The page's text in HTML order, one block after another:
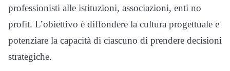
professionisti alle istituzioni, associazioni, enti no
profit. L’obiettivo è diffondere la cultura progettuale e
potenziare la capacità di ciascuno di prendere decisioni
strategiche.